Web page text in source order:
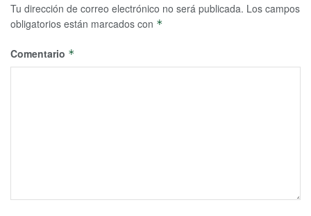
Tu dirección de correo electrónico no será publicada. Los campos
obligatorios están marcados con *
Comentario *